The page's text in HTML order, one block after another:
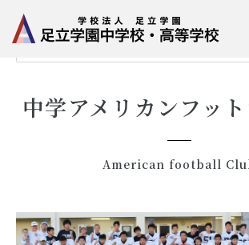
HOME スクールライフ クラブ活動一覧
中学アメリカンフッ
American football